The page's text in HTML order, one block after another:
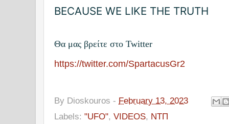
BECAUSE WE LIKE THE TRUTH
Θα μας βρείτε στο Twitter
https://twitter.com/SpartacusGr2
By Dioskouros - February 13, 2023
Labels: "UFO", VIDEOS, ΝΤΠ